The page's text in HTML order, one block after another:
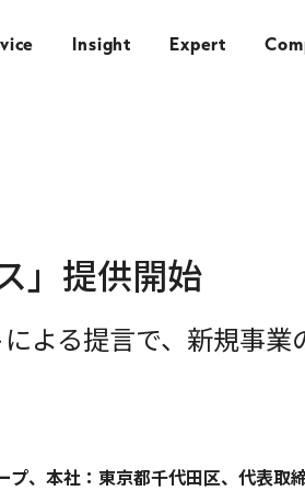
Insight Expert
」提供開始
よる提言で、新規事
、本社：東京都千代田区、代表取